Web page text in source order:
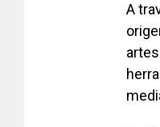
A